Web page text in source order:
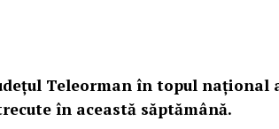
Teleorman în topul național
în această săptămână.